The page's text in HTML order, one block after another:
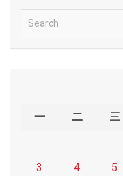
e
一 二 三
3
4 5